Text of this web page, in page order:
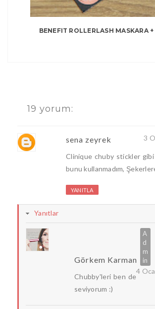
BENEFIT ROLLERLASH MASKARA +
19 yorum:
sena zeyrek 3
Clinique chuby stickler gibi
bunu kullanmadım,
YANITLA
Yanıtlar
Görkem Karman
4
Chubby'leri ben de
seviyorum :)